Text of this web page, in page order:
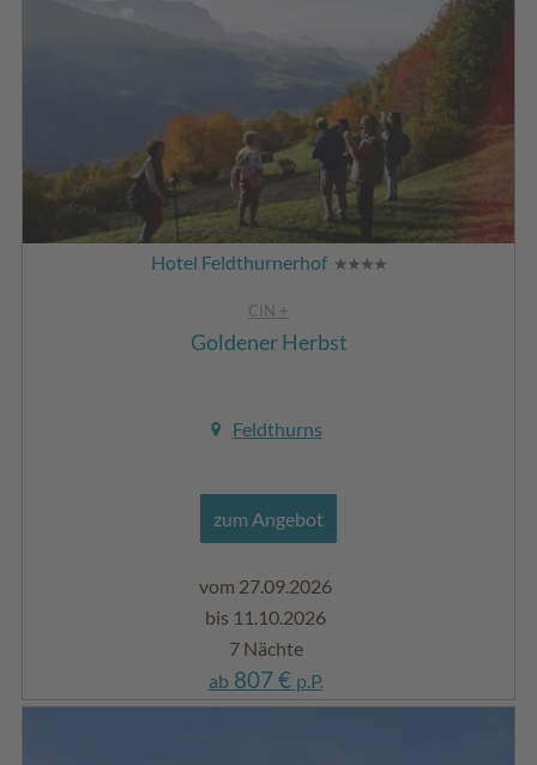
Hotel Feldthurnerhof
CIN +
Goldener Herbst
Feldthurns
zum Angebot
vom 27.09.2026
bis 11.10.2026
7 Nächte
ab807 € p.P.